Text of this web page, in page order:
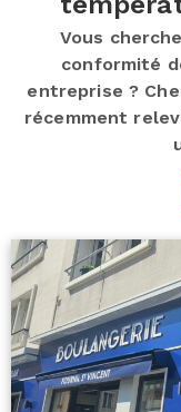
Vous
conformité
entreprise ?
récemment